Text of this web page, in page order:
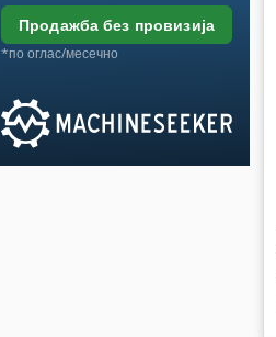
продажба без провизија
*по оглас/месечно